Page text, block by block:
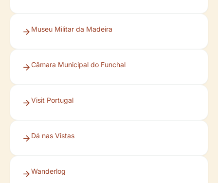
Museu Militar da Madeira
Câmara Municipal do Funchal
Visit Portugal
Dá nas Vistas
Wanderlog